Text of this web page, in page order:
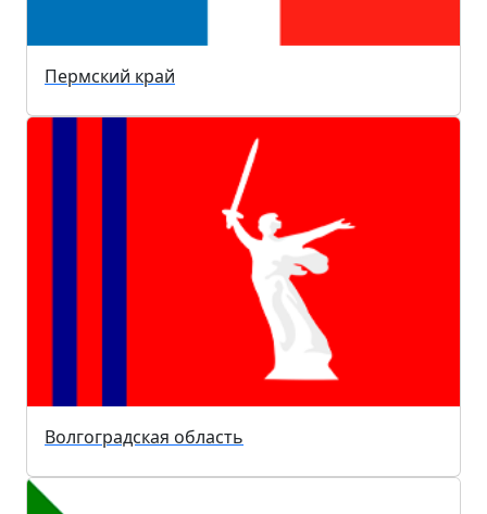
Пермский край
Волгоградская область